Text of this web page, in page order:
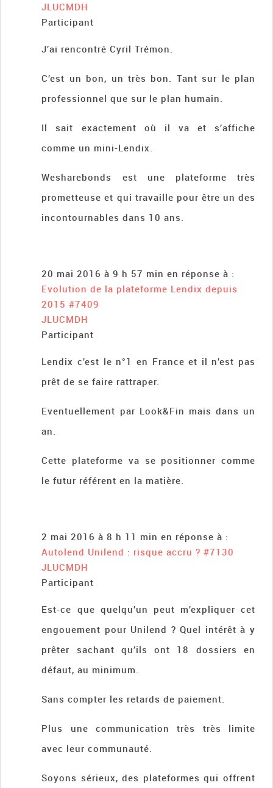
JLUCMDH
Participant
J’ai rencontré Cyril Trémon.
C’est un bon, un très bon. Tant sur le plan
professionnel que sur le plan humain.
Il sait exactement où il va et s’affiche
comme un mini-Lendix.
Wesharebonds est une plateforme très
prometteuse et qui travaille pour être un des
incontournables dans 10 ans.
20 mai 2016 à 9 h 57 min en réponse à :
Evolution de la plateforme Lendix depuis
2015 #7409
JLUCMDH
Participant
Lendix c’est le n°1 en France et il n’est pas
prêt de se faire rattraper.
Eventuellement par Look&Fin mais dans un
an.
Cette plateforme va se positionner comme
le futur référent en la matière.
2 mai 2016 à 8 h 11 min en réponse à :
Autolend Unilend : risque accru ? #7130
JLUCMDH
Participant
Est-ce que quelqu’un peut m’expliquer cet
engouement pour Unilend ? Quel intérêt à y
prêter sachant qu’ils ont 18 dossiers en
défaut, au minimum.
Sans compter les retards de paiement.
Plus une communication très très limite
avec leur communauté.
Soyons sérieux, des plateformes qui offrent